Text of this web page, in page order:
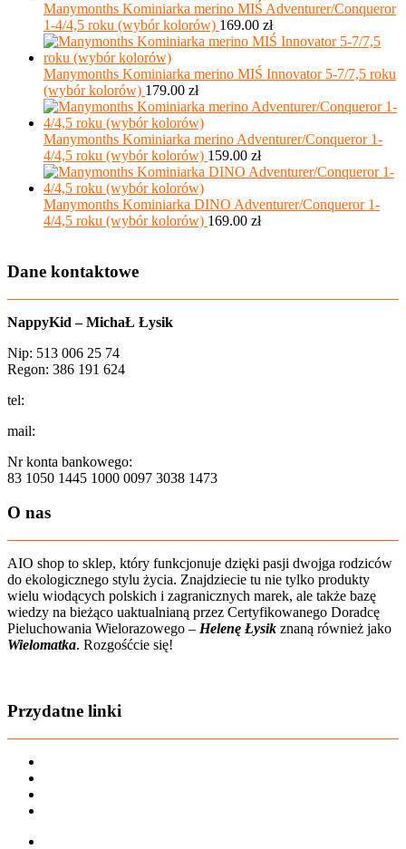
Manymonths Kominiarka merino MIŚ Adventurer/Conqueror
1-4/4,5 roku (wybór kolorów) 169.00 zł
Manymonths Kominiarka merino MIŚ Innovator 5-7/7,5 roku
(wybór kolorów) 179.00 zł
Manymonths Kominiarka merino Adventurer/Conqueror 1-
4/4,5 roku (wybór kolorów) 159.00 zł
Manymonths Kominiarka DINO Adventurer/Conqueror 1-
4/4,5 roku (wybór kolorów) 169.00 zł
Dane kontaktowe
NappyKid – MichaŁ Łysik
Nip: 513 006 25 74
Regon: 386 191 624
tel:
mail:
Nr konta bankowego:
83 1050 1445 1000 0097 3038 1473
O nas
AIO shop to sklep, który funkcjonuje dzięki pasji dwojga rodziców
do ekologicznego stylu życia. Znajdziecie tu nie tylko produkty
wielu wiodących polskich i zagranicznych marek, ale także bazę
wiedzy na bieżąco uaktualnianą przez Certyfikowanego Doradcę
Pieluchowania Wielorazowego – Helenę Łysik znaną również jako
Wielomatka. Rozgośćcie się!
Przydatne linki